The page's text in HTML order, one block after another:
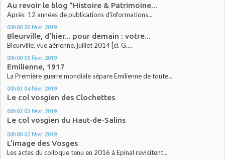
Au revoir le blog "Histoire & Patrimoine...
Après 12 années de publications d'informations...
00h00 20 févr. 2019
Bleurville, d'hier... pour demain : votre...
Bleurville, vue aérienne, juillet 2014 [cl. G....
00h00 05 févr. 2019
Emilienne, 1917
La Première guerre mondiale sépare Emilienne de toute...
00h03 04 févr. 2019
Le col vosgien des Clochettes
00h02 03 févr. 2019
Le col vosgien du Haut-de-Salins
00h00 02 févr. 2019
L'image des Vosges
Les actes du colloque tenu en 2016 à Epinal revisitent...